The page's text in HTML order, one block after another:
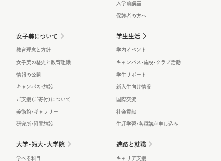
入学前講座
保護者の方へ
女子美について
教育理念と方針
女子美の歴史と教育組織
情報の公開
キャンパス・施設
ご支援（ご寄付）について
美術館・ギャラリー
研究所・附置施設
学生生活
学内イベント
キャンパス・施設・クラブ活動
学生サポート
新入生向け情報
国際交流
社会貢献
生涯学習・各種講座申し込み
大学・短大・大学院
学べる科目
進路と就職
キャリア支援